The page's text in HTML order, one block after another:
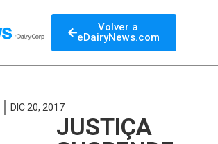
Volver a
eDairyNews.com
DIC 20, 2017
JUSTIÇA